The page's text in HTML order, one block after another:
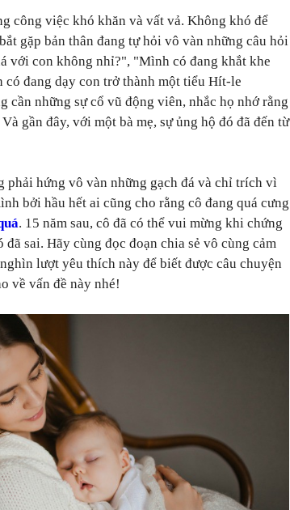
công việc khó khăn và vất vả. Không khó để
gặp bản thân đang tự hỏi vô vàn những câu hỏi
với con không nhỉ?", "Mình có đang khắt khe
đang dạy con trở thành một tiểu Hít-le
cần những sự cổ vũ động viên, nhắc họ nhớ rằng
gần đây, với một bà mẹ, sự ủng hộ đó đã đến từ
phải hứng vô vàn những gạch đá và chỉ trích vì
bởi hầu hết ai cũng cho rằng cô đang quá cưng
. 15 năm sau, cô đã có thể vui mừng khi chứng
sai. Hãy cùng đọc đoạn chia sẻ vô cùng cảm
lượt yêu thích này để biết được câu chuyện
về vấn đề này nhé!